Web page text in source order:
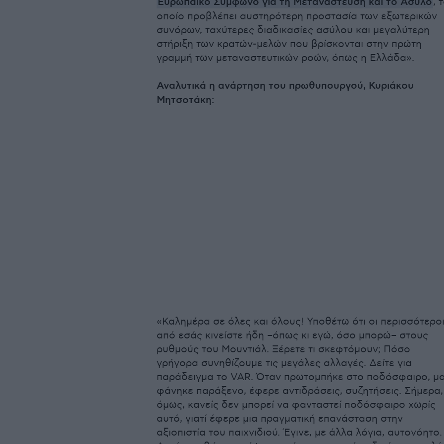
οποίο προβλέπει αυστηρότερη προστασία των εξωτερικών
συνόρων, ταχύτερες διαδικασίες ασύλου και μεγαλύτερη
στήριξη των κρατών-μελών που βρίσκονται στην πρώτη
γραμμή των μεταναστευτικών ροών, όπως η Ελλάδα».
Αναλυτικά η ανάρτηση του πρωθυπουργού, Κυριάκου
Μητσοτάκη:
«Καλημέρα σε όλες και όλους! Υποθέτω ότι οι περισσότεροι
από εσάς κινείστε ήδη –όπως κι εγώ, όσο μπορώ– στους
ρυθμούς του Μουντιάλ. Ξέρετε τι σκεφτόμουν; Πόσο
γρήγορα συνηθίζουμε τις μεγάλες αλλαγές. Δείτε για
παράδειγμα το VAR. Όταν πρωτομπήκε στο ποδόσφαιρο,
φάνηκε παράξενο, έφερε αντιδράσεις, συζητήσεις. Σήμερα,
όμως, κανείς δεν μπορεί να φανταστεί ποδόσφαιρο χωρίς
αυτό, γιατί έφερε μια πραγματική επανάσταση στην
αξιοπιστία του παιχνιδιού. Έγινε, με άλλα λόγια, αυτονόητο.